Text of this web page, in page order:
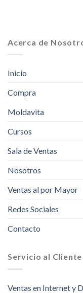
Acerca de
Inicio
Compra
Moldavita
Cursos
Sala de Ventas
Nosotros
Ventas al por Mayor
Redes Sociales
Contacto
Servicio al Cliente
Ventas en Internet y